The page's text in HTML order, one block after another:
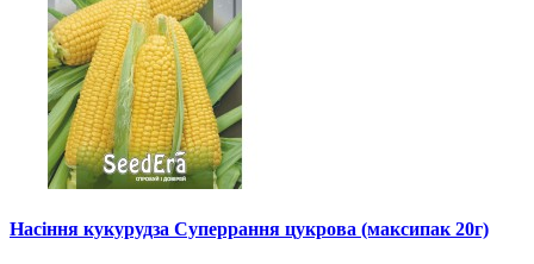
Насіння кукурудза Суперрання цукрова (максипак 20г)